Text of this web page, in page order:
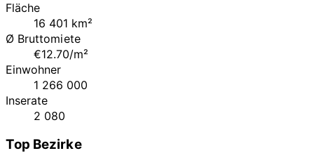
Fläche
16 401 km²
Ø Bruttomiete
€12.70/m²
Einwohner
1 266 000
Inserate
2 080
Top Bezirke